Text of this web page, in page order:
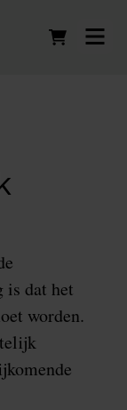
is dat het
worden.